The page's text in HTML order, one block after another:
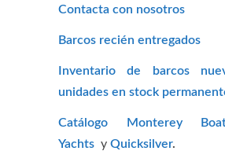
Contacta con nosotros
Barcos recién entregados
Inventario de barcos
unidades en stock
Catálogo Monterey
Yachts y Quicksilver.